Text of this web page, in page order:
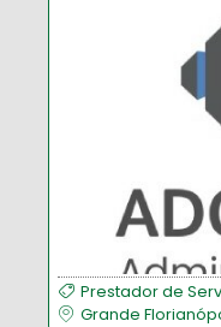
Prestador de
Grande